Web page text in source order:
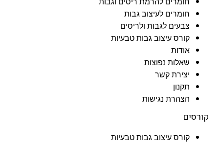
חומרים להרמת ריסים וגבות
חומרים לעיצוב גבות
צבעים לגבות ולריסים
קורס עיצוב גבות טבעיות
אודות
שאלות נפוצות
יצירת קשר
תקנון
הצהרת נגישות
קורסים
קורס עיצוב גבות טבעיות